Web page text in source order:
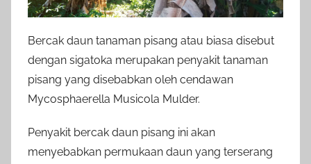
Bercak daun tanaman pisang atau biasa disebut
dengan sigatoka merupakan penyakit tanaman
pisang yang disebabkan oleh cendawan
Mycosphaerella Musicola Mulder.
Penyakit bercak daun pisang ini akan
menyebabkan permukaan daun yang terserang